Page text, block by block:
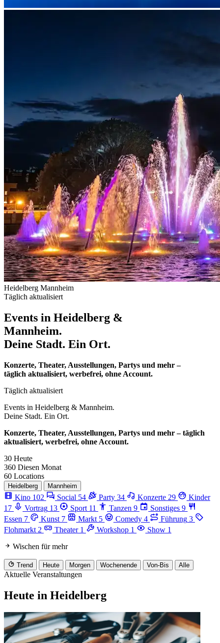
Heidelberg Mannheim
Täglich aktualisiert
Events in Heidelberg &
Mannheim.
Deine Stadt. Ein Ort.
Konzerte, Theater, Ausstellungen, Partys und mehr –
täglich aktualisiert, werbefrei, ohne Account.
Täglich aktualisiert
Events in Heidelberg & Mannheim.
Deine Stadt. Ein Ort.
Konzerte, Theater, Ausstellungen, Partys und mehr – täglich
aktualisiert, werbefrei, ohne Account.
30 Heute
360 Diesen Monat
60 Locations
Heidelberg Mannheim
Kino 102 Social 54 Party 34 Konzerte 29
Kinder
17
Vortrag 13 Sport 11 Tanzen 9 Sonstiges 9
Essen 7 Kunst 7 Markt 5 Comedy 4 Führung 3
Flohmarkt 2 Theater 1 Workshop 1 Show 1
Wischen für mehr
Trend Heute Morgen Wochenende Von-Bis Alle
Aktuelle Veranstaltungen
Heute in Heidelberg